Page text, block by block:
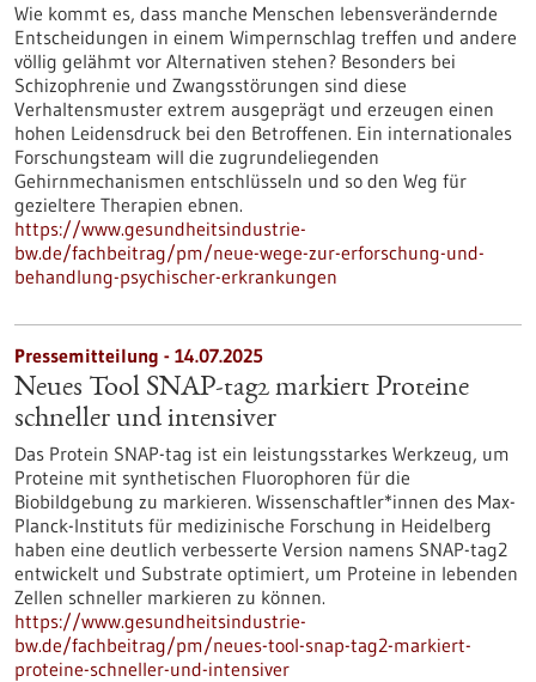
Wie kommt es, dass manche Menschen lebensverändernde
Entscheidungen in einem Wimpernschlag treffen und andere
völlig gelähmt vor Alternativen stehen? Besonders bei
Schizophrenie und Zwangsstörungen sind diese
Verhaltensmuster extrem ausgeprägt und erzeugen einen
hohen Leidensdruck bei den Betroffenen. Ein internationales
Forschungsteam will die zugrundeliegenden
Gehirnmechanismen entschlüsseln und so den Weg für
gezieltere Therapien ebnen.
https://www.gesundheitsindustrie-
bw.de/fachbeitrag/pm/neue-wege-zur-erforschung-und-
behandlung-psychischer-erkrankungen
Pressemitteilung - 14.07.2025
Neues Tool SNAP-tag2 markiert Proteine
schneller und intensiver
Das Protein SNAP-tag ist ein leistungsstarkes Werkzeug, um
Proteine mit synthetischen Fluorophoren für die
Biobildgebung zu markieren. Wissenschaftler*innen des Max-
Planck-Instituts für medizinische Forschung in Heidelberg
haben eine deutlich verbesserte Version namens SNAP-tag2
entwickelt und Substrate optimiert, um Proteine in lebenden
Zellen schneller markieren zu können.
https://www.gesundheitsindustrie-
bw.de/fachbeitrag/pm/neues-tool-snap-tag2-markiert-
proteine-schneller-und-intensiver